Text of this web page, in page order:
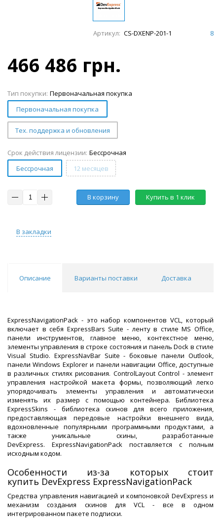
Артикул: CS-DXENP-201-1 8
466 486 грн.
Тип покупки: Первоначальная покупка
Первоначальная покупка
Тех. поддержка и обновления
Срок действия лицензии: Беcсрочная
Беcсрочная
12 месяцев
В корзину Купить в 1 клик
В закладки
Описание Варианты поставки Доставка
ExpressNavigationPack - это набор компонентов VCL, который
включает в себя ExpressBars Suite - ленту в стиле MS Office,
панели инструментов, главное меню, контекстное меню,
элементы управления в строке состояния и панель Dock в стиле
Visual Studio. ExpressNavBar Suite - боковые панели Outlook,
панели Windows Explorer и панели навигации Office, доступные
в различных стилях рисования. ControlLayout Control - элемент
управления настройкой макета формы, позволяющий легко
упорядочивать элементы управления и автоматически
изменять их размер с помощью контейнера. Библиотека
ExpressSkins - библиотека скинов для всего приложения,
предоставляющая передовые настройки внешнего вида,
вдохновленные популярными программными продуктами, а
также уникальные скины, разработанные
DevExpress. ExpressNavigationPack поставляется с полным
исходным кодом.
Особенности из-за которых стоит
купить DevExpress ExpressNavigationPack
Средства управления навигацией и компоновкой DevExpress и
механизм создания скинов для VCL - все в одном
интегрированном пакете подписки.